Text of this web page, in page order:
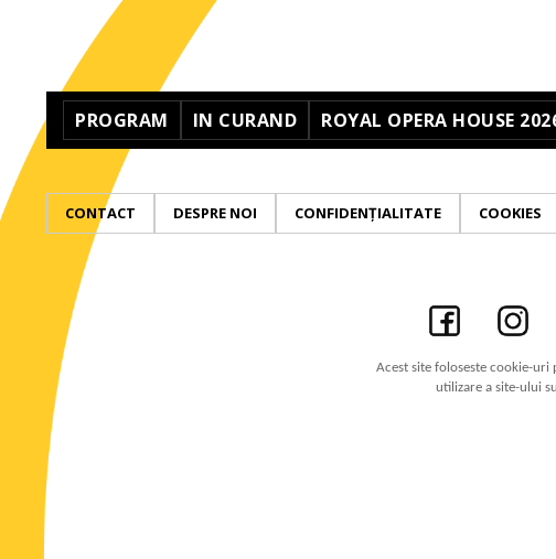
PROGRAM IN CURAND ROYAL OPERA HOUSE
CONTACT DESPRE NOI CONFIDENȚIALITATE COOKIES
Acest site foloseste cookie-
utilizare a site-ului